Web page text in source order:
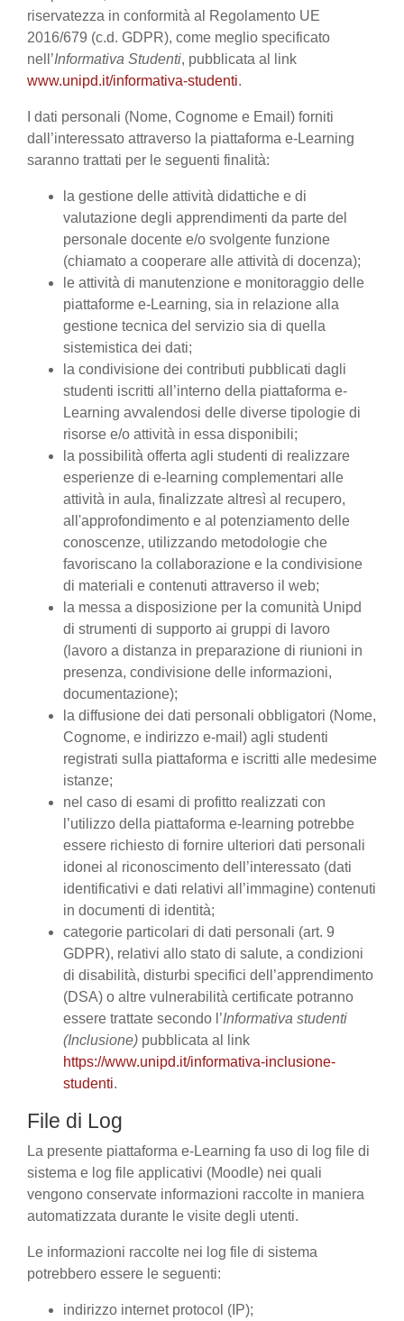
riservatezza in conformità al Regolamento UE
2016/679 (c.d. GDPR), come meglio specificato
nell’Informativa Studenti, pubblicata al link
www.unipd.it/informativa-studenti.
I dati personali (Nome, Cognome e Email) forniti
dall’interessato attraverso la piattaforma e-Learning
saranno trattati per le seguenti finalità:
la gestione delle attività didattiche e di
valutazione degli apprendimenti da parte del
personale docente e/o svolgente funzione
(chiamato a cooperare alle attività di docenza);
le attività di manutenzione e monitoraggio delle
piattaforme e-Learning, sia in relazione alla
gestione tecnica del servizio sia di quella
sistemistica dei dati;
la condivisione dei contributi pubblicati dagli
studenti iscritti all’interno della piattaforma e-
Learning avvalendosi delle diverse tipologie di
risorse e/o attività in essa disponibili;
la possibilità offerta agli studenti di realizzare
esperienze di e-learning complementari alle
attività in aula, finalizzate altresì al recupero,
all'approfondimento e al potenziamento delle
conoscenze, utilizzando metodologie che
favoriscano la collaborazione e la condivisione
di materiali e contenuti attraverso il web;
la messa a disposizione per la comunità Unipd
di strumenti di supporto ai gruppi di lavoro
(lavoro a distanza in preparazione di riunioni in
presenza, condivisione delle informazioni,
documentazione);
la diffusione dei dati personali obbligatori (Nome,
Cognome, e indirizzo e-mail) agli studenti
registrati sulla piattaforma e iscritti alle medesime
istanze;
nel caso di esami di profitto realizzati con
l’utilizzo della piattaforma e-learning potrebbe
essere richiesto di fornire ulteriori dati personali
idonei al riconoscimento dell’interessato (dati
identificativi e dati relativi all’immagine) contenuti
in documenti di identità;
categorie particolari di dati personali (art. 9
GDPR), relativi allo stato di salute, a condizioni
di disabilità, disturbi specifici dell’apprendimento
(DSA) o altre vulnerabilità certificate potranno
essere trattate secondo l’Informativa studenti
(Inclusione) pubblicata al link
https://www.unipd.it/informativa-inclusione-
studenti.
File di Log
La presente piattaforma e-Learning fa uso di log file di
sistema e log file applicativi (Moodle) nei quali
vengono conservate informazioni raccolte in maniera
automatizzata durante le visite degli utenti.
Le informazioni raccolte nei log file di sistema
potrebbero essere le seguenti:
indirizzo internet protocol (IP);